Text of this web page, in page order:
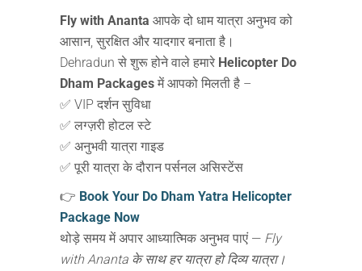
Fly with Ananta आपके दो धाम यात्रा अनुभव को
आसान, सुरक्षित और यादगार बनाता है।
Dehradun से शुरू होने वाले हमारे Helicopter Do
Dham Packages में आपको मिलती है –
✅ VIP दर्शन सुविधा
✅ लग्ज़री होटल स्टे
✅ अनुभवी यात्रा गाइड
✅ पूरी यात्रा के दौरान पर्सनल असिस्टेंस
👉 Book Your Do Dham Yatra Helicopter
Package Now
थोड़े समय में अपार आध्यात्मिक अनुभव पाएं — Fly
with Ananta के साथ हर यात्रा हो दिव्य यात्रा।